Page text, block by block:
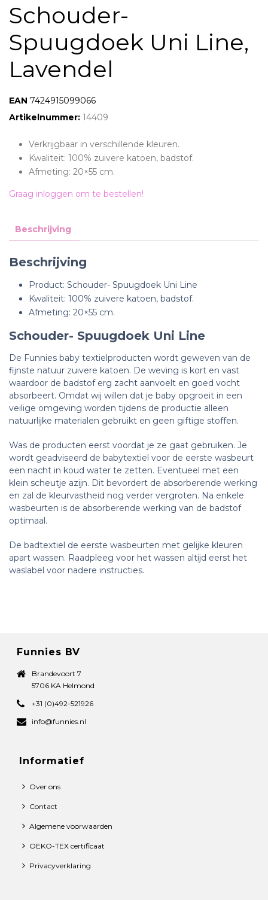
Schouder-
Spuugdoek Uni Line,
Lavendel
EAN: 7424915099066
Artikelnummer: 14409
Verkrijgbaar in verschillende kleuren.
Kwaliteit: 100% zuivere katoen, badstof.
Afmeting: 20×55 cm.
Graag inloggen om te bestellen!
Beschrijving
Beschrijving
Product: Schouder- Spuugdoek Uni Line
Kwaliteit: 100% zuivere katoen, badstof.
Afmeting: 20×55 cm.
Schouder- Spuugdoek Uni Line
De Funnies baby textielproducten wordt geweven van de
fijnste natuur zuivere katoen. De weving is kort en vast
waardoor de badstof erg zacht aanvoelt en goed vocht
absorbeert. Omdat wij willen dat je baby opgroeit in een
veilige omgeving worden tijdens de productie alleen
natuurlijke materialen gebruikt en geen giftige stoffen.
Was de producten eerst voordat je ze gaat gebruiken. Je
wordt geadviseerd de babytextiel voor de eerste wasbeurt
een nacht in koud water te zetten. Eventueel met een
klein scheutje azijn. Dit bevordert de absorberende werking
en zal de kleurvastheid nog verder vergroten. Na enkele
wasbeurten is de absorberende werking van de badstof
optimaal.
De badtextiel de eerste wasbeurten met gelijke kleuren
apart wassen. Raadpleeg voor het wassen altijd eerst het
waslabel voor nadere instructies.
Funnies BV
Brandevoort 7
5706 KA Helmond
+31 (0)492-521926
info@funnies.nl
Informatief
Over ons
Contact
Algemene voorwaarden
OEKO-TEX certificaat
Privacyverklaring